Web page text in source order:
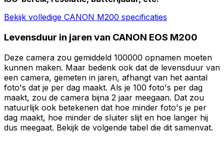
Bekijk volledige CANON M200 specificaties
Levensduur in jaren van CANON EOS M200
Deze camera zou gemiddeld 100000 opnamen moeten
kunnen maken. Maar bedenk ook dat de levensduur van
een camera, gemeten in jaren, afhangt van het aantal
foto's dat je per dag maakt. Als je 100 foto's per dag
maakt, zou de camera bijna 2 jaar meegaan. Dat zou
natuurlijk ook betekenen dat hoe minder foto's je per
dag maakt, hoe minder de sluiter slijt en hoe langer hij
dus meegaat. Bekijk de volgende tabel die dit samenvat.